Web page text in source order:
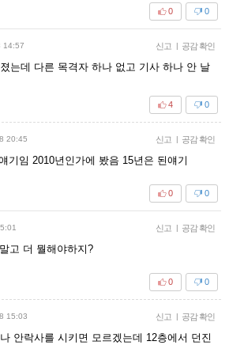
0
0
14:57 신고 | 공감 확인
는데 다른 목격자 하나 없고 기사 하나 안 날
0
4
20:45 신고 | 공감 확인
기임 2010년인가에 봤음 15년은 된얘기
0
0
신고 | 공감 확인
고 더 뭘해야하지?
0
0
15:03 신고 | 공감 확인
안락사를 시키면 모르겠는데 12층에서 던진